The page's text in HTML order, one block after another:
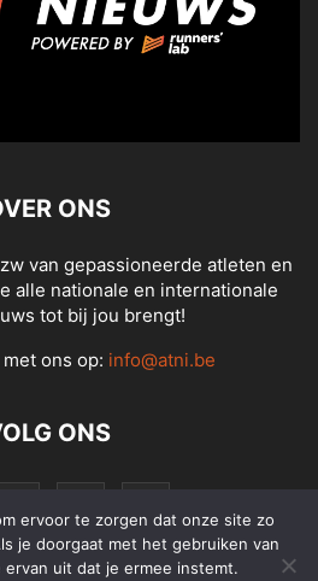
ONS
van gepassioneerde atleten en
alle nationale en internationale
tot bij jou brengt!
ons op: info@atni.be
ONS
ervoor te zorgen dat onze site zo
je doorgaat met het gebruiken van
uit dat je ermee instemt.